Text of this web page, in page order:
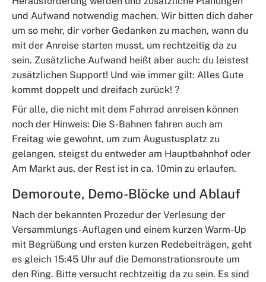
und Aufwand notwendig machen. Wir bitten dich daher
um so mehr, dir vorher Gedanken zu machen, wann du
mit der Anreise starten musst, um rechtzeitig da zu
sein. Zusätzliche Aufwand heißt aber auch: du leistest
zusätzlichen Support! Und wie immer gilt: Alles Gute
kommt doppelt und dreifach zurück! ?
Für alle, die nicht mit dem Fahrrad anreisen können
noch der Hinweis: Die S-Bahnen fahren auch am
Freitag wie gewohnt, um zum Augustusplatz zu
gelangen, steigst du entweder am Hauptbahnhof oder
Am Markt aus, der Rest ist in ca. 10min zu erlaufen.
Demoroute, Demo-Blöcke und Ablauf
Nach der bekannten Prozedur der Verlesung der
Versammlungs-Auflagen und einem kurzen Warm-Up
mit Begrüßung und ersten kurzen Redebeiträgen, geht
es gleich 15:45 Uhr auf die Demonstrationsroute um
den Ring. Bitte versucht rechtzeitig da zu sein. Es sind